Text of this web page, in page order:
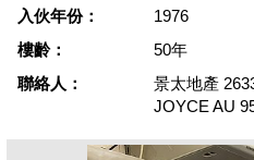
入伙年份：
1976
樓齡：
50年
聯絡人：
景太地產
JOYCE AU